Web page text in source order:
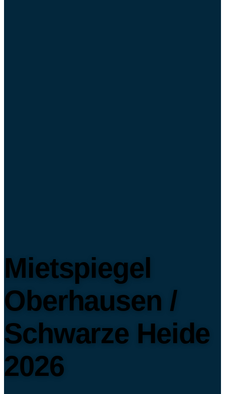
Mietspiegel
Oberhausen /
Schwarze Heide
2026